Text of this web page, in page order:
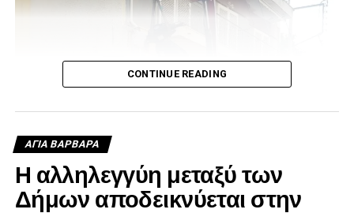
CONTINUE READING
ΑΓΙΑ ΒΑΡΒΑΡΑ
Η αλληλεγγύη μεταξύ των
Δήμων αποδεικνύεται στην